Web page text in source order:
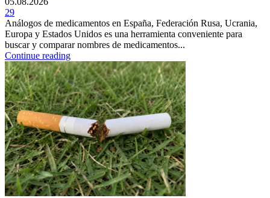
29
Análogos de medicamentos en España, Federación Rusa, Ucrania,
Europa y Estados Unidos es una herramienta conveniente para
buscar y comparar nombres de medicamentos...
Continue reading